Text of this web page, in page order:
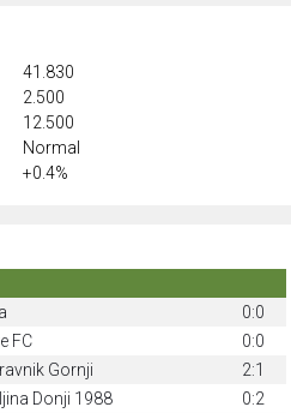
41.830
2.500
12.500
Normal
+0.4%
0:0
FC
0:0
Gornji
2:1
Donji 1988
0:2